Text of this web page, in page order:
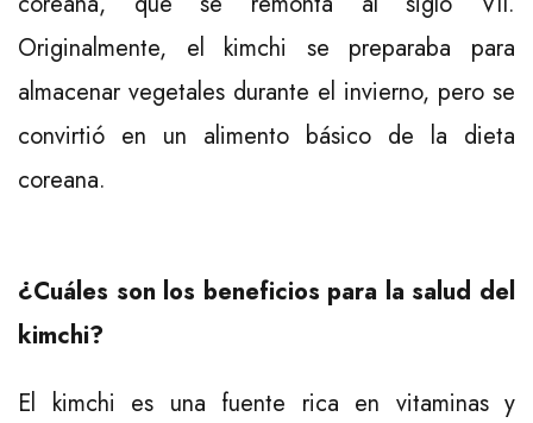
Originalmente, el kimchi se preparaba para
almacenar vegetales durante el invierno, pero se
convirtió en un alimento básico de la dieta
coreana.
¿Cuáles son los beneficios para la salud del
kimchi?
El kimchi es una fuente rica en vitaminas y